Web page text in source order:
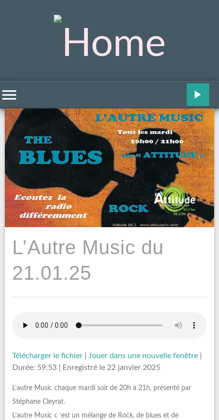
L’Autre Music du
21.01.25
Télécharger le fichier Jouer dans une nouvelle fenêtre
Durée: 59:53
Enregistré le 22 janvier 2025
L’autre Music chaque mardi soir de 20h à 21h, présenté par
Stéphane Cleyrat.
L’autre Music c ‘est un mélange de Rock, de blues et de